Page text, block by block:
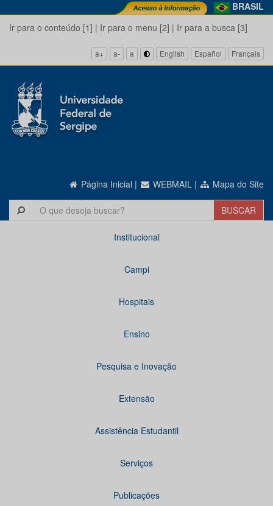
BRASIL
Ir para o conteúdo [1] | Ir para o menu [2] | Ir para a busca [3]
a+ a- a English Español Français
Página Inicial | WEBMAIL | Mapa do Site
Institucional
Campi
Hospitais
Ensino
Pesquisa e Inovação
Extensão
Assistência Estudantil
Serviços
Publicações